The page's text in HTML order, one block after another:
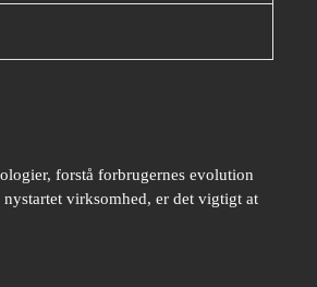
forstå forbrugernes evolution
virksomhed, er det vigtigt at